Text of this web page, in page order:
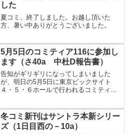
した
夏コミ、終了しました。お越し頂いた
方、暑い中ありがとうございました。
5月5日のコミティア116に参加し
ます（さ40a 中杜D報告書）
告知がギリギリになってしまいました
が、明日の5月5日に東京ビックサイト
４・５・６ホールで行われるコミティア
つもの『中杜D報告書』で、場所はさ40a
になります。
冬コミ新刊はサントラ本新シリー
ズ（1日目西の－10a）